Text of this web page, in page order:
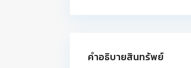
คำอธิบายสินทรัพย์